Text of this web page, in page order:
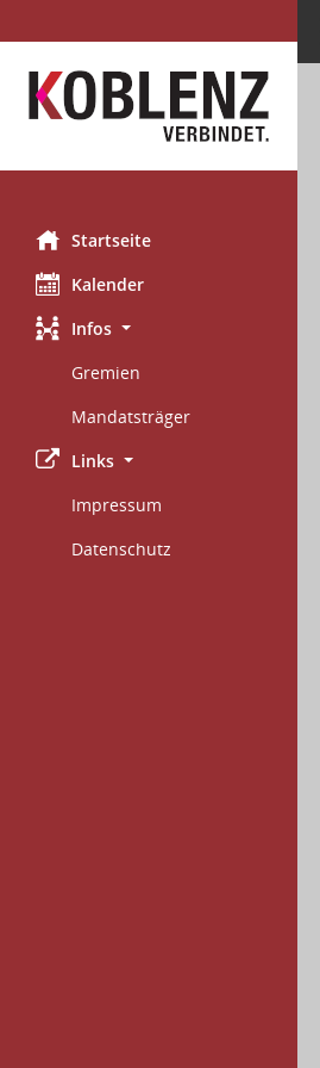
Startseite
Kalender
Infos
Gremien
Mandatsträger
Links
Impressum
Datenschutz